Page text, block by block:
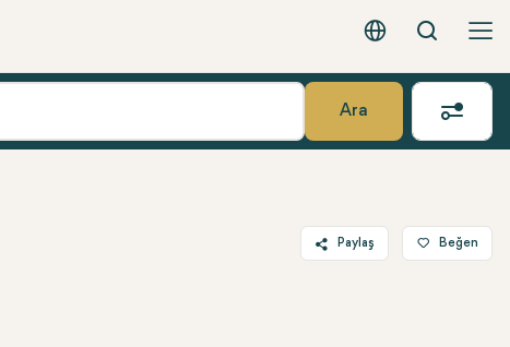
Türkçe - EUR
Arama
Ara
Paylaş Beğen